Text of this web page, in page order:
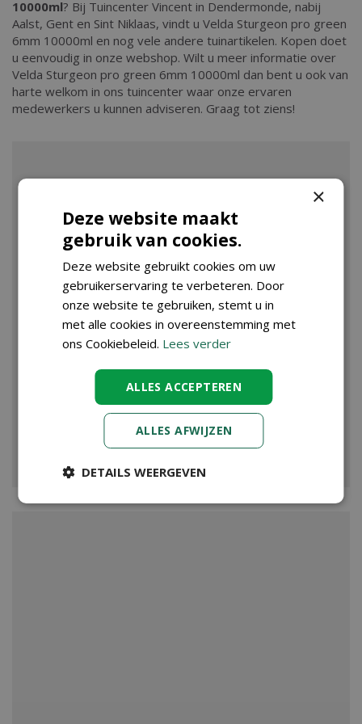
10000ml? Bij Tuincenter Vincent in Dendermonde, nabij
Aalst, Gent en Sint Niklaas, vindt u Velda Sturgeon pro green
6mm 10000ml en nog vele andere tuinartikelen. Kopen doet
u eenvoudig in onze webshop. Wilt u meer informatie over
Velda Sturgeon pro green 6mm 10000ml dan bent u ook van
harte welkom in ons tuincenter waar onze ervaren
medewerkers u kunnen adviseren. Graag tot ziens!
VIJVER
×
Deze website maakt
gebruik van cookies.
Deze website gebruikt cookies om uw
gebruikerservaring te verbeteren. Door
onze website te gebruiken, stemt u in
met alle cookies in overeenstemming met
ons Cookiebeleid. Lees verder
ALLES ACCEPTEREN
ALLES AFWIJZEN
DETAILS WEERGEVEN